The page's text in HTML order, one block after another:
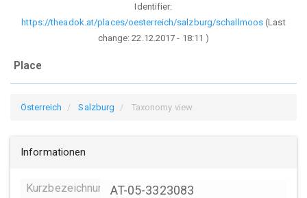
Identifier:
https://theadok.at/places/oesterreich/salzburg/schallmoos (Last
change:22.12.2017 - 18:11 )
Place
Österreich Salzburg Taxonomy view
Informationen
Kurzbezeichnung AT-05-3323083